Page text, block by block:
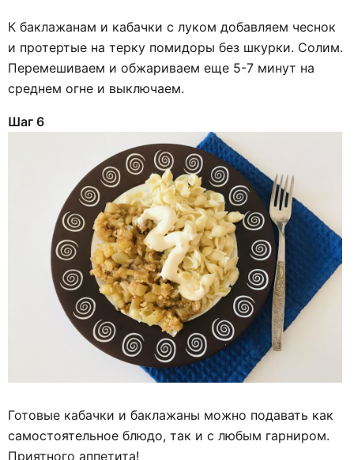
К баклажанам и кабачки с луком добавляем чеснок
и протертые на терку помидоры без шкурки. Солим.
Перемешиваем и обжариваем еще 5-7 минут на
среднем огне и выключаем.
Шаг 6
Готовые кабачки и баклажаны можно подавать как
самостоятельное блюдо, так и с любым гарниром.
Приятного аппетита!